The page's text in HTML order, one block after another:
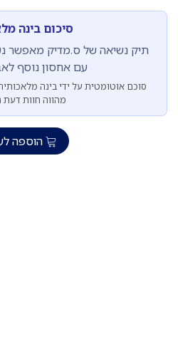
סיכום בינה
תיק נשיאה של ס.מדיק מאפשר
עם אחסון נוסף
סוכם אוטומטית על ידי בינה
מהווה חוות דעת
הוספה